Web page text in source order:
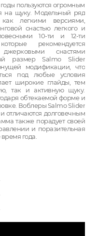
пользуются огромным
на щуку. Модельный ряд
легкими версиями,
снастью легкого и
10-ти и 12-ти
рекомендуется
снастями
размер Salmo Slider
модификации, что
под любые условия
широкие глайды, тем
так и активную щуку.
обтекаемой форме и
Воблеры Salmo Slider
долговечным
также порадует своей
и поразительная
года.